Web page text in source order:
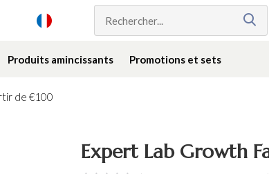
Produits amincissants Promotions et sets
de €100
Expert Lab Growth